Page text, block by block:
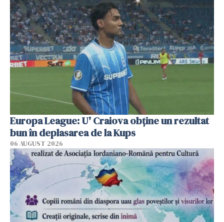
Europa League: U' Craiova obține un rezultat
bun în deplasarea de la Kups
06 AUGUST 2026